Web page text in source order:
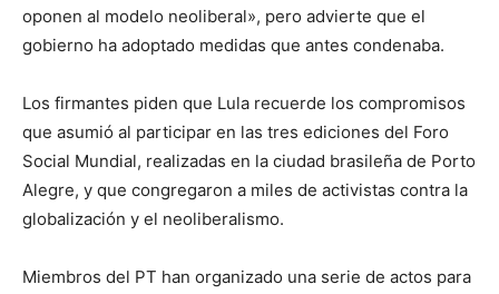
oponen al modelo neoliberal», pero advierte que el
gobierno ha adoptado medidas que antes condenaba.
Los firmantes piden que Lula recuerde los compromisos
que asumió al participar en las tres ediciones del Foro
Social Mundial, realizadas en la ciudad brasileña de Porto
Alegre, y que congregaron a miles de activistas contra la
globalización y el neoliberalismo.
Miembros del PT han organizado una serie de actos para